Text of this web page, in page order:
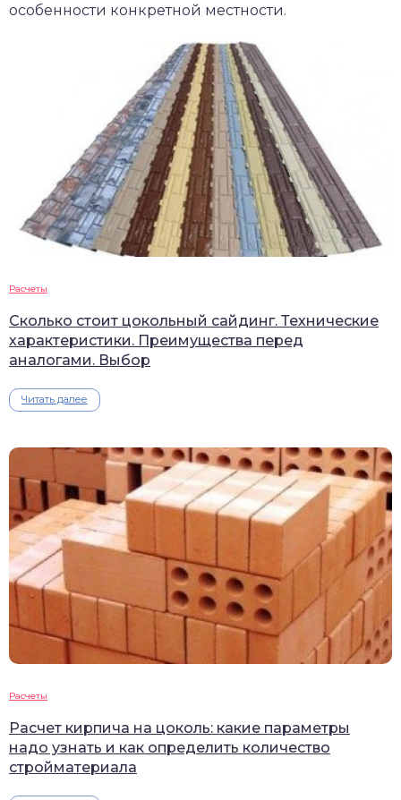
особенности конкретной местности.
Расчеты
Сколько стоит цокольный сайдинг. Технические
характеристики. Преимущества перед
аналогами. Выбор
Читать далее
Расчеты
Расчет кирпича на цоколь: какие параметры
надо узнать и как определить количество
стройматериала